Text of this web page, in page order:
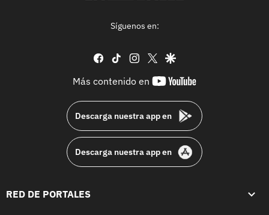
Síguenos en:
facebook
tiktok instagram
twittergoogle
Más contenido en
youtube-
Descarga nuestra app en
Descarga nuestra app en
RED DE PORTALES